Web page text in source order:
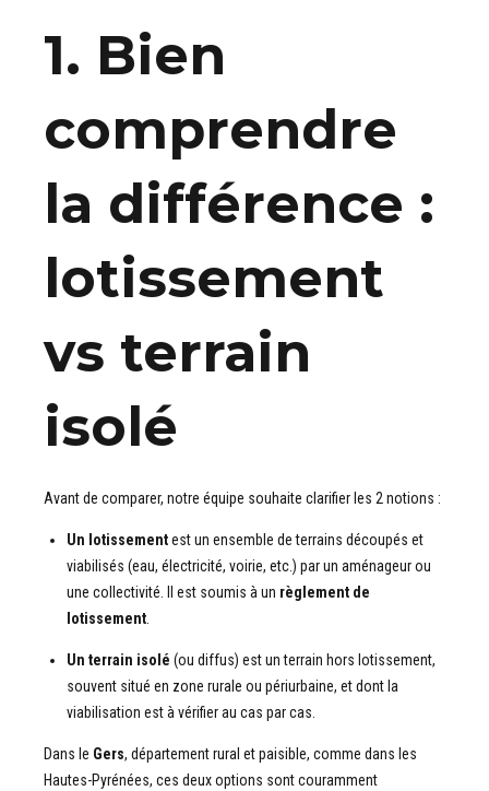
1. Bien
comprendre
la différence :
lotissement
vs terrain
isolé
Avant de comparer, notre équipe souhaite clarifier les 2 notions :
Un lotissementest un ensemble de terrains découpés et
viabilisés (eau, électricité, voirie, etc.) par un aménageur ou
une collectivité. Il est soumis à un règlement de
lotissement
Un terrain isolé (ou diffus) est un terrain hors lotissement,
souvent situé en zone rurale ou périurbaine, et dont la
viabilisation est à vérifier au cas par cas.
Dans le Gers, département rural et paisible, comme dans les
Hautes-Pyrénées, ces deux options sont couramment